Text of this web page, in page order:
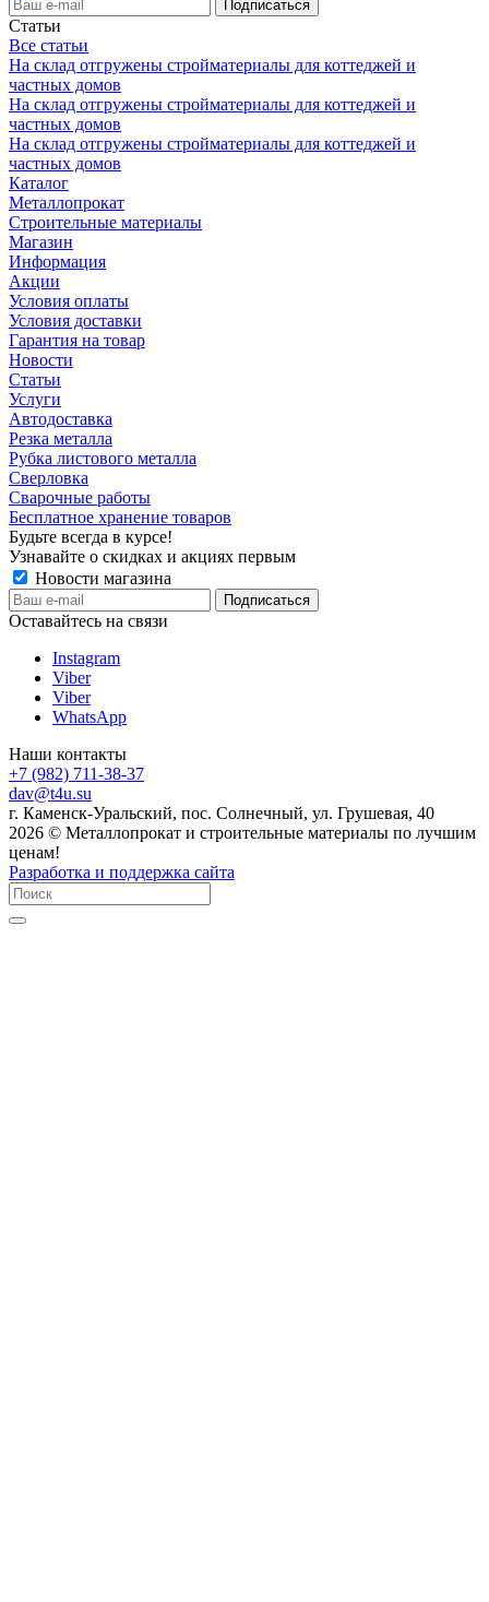
Статьи
Все статьи
На склад отгружены стройматериалы для коттеджей и
частных домов
На склад отгружены стройматериалы для коттеджей и
частных домов
На склад отгружены стройматериалы для коттеджей и
частных домов
Каталог
Металлопрокат
Строительные материалы
Магазин
Информация
Акции
Условия оплаты
Условия доставки
Гарантия на товар
Новости
Статьи
Услуги
Автодоставка
Резка металла
Рубка листового металла
Сверловка
Сварочные работы
Бесплатное хранение товаров
Будьте всегда в курсе!
Узнавайте о скидках и акциях первым
Новости магазина
Оставайтесь на связи
Instagram
Viber
Viber
WhatsApp
Наши контакты
+7 (982) 711-38-37
dav@t4u.su
г. Каменск-Уральский, пос. Солнечный, ул. Грушевая, 40
2026 © Металлопрокат и строительные материалы по лучшим
ценам!
Разработка и поддержка сайта